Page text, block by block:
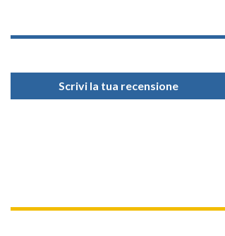
Scrivi la tua recensione